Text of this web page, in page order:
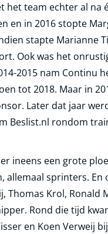
het team echter al na
en in 2016 stopte
stapte Marianne
Ook was het
2015 nam Continu
tot 2018. Maar in
Later dat jaar
Beslist.nl rondom
ineens een grote
allemaal sprinters. En
Thomas Krol, Ronald
Rond die tijd
en Koen Verweij